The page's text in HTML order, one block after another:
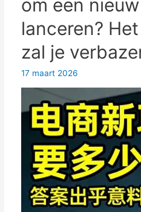
overleven?
waarheden
die
je
moet
kennen
voordat
van
koers
verandert.
om een
lanceren?
zal je
17 maart 2026